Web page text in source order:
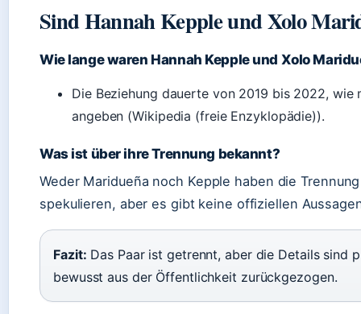
Sind Hannah Kepple und Xolo
Wie lange waren Hannah Kepple und Xolo
Die Beziehung dauerte von 2019 bis 2022, wie
angeben (Wikipedia (freie Enzyklopädie)).
Was ist über ihre Trennung bekannt?
Weder Maridueña noch Kepple haben die
spekulieren, aber es gibt keine offiziellen
Fazit: Das Paar ist getrennt, aber die Details sind
bewusst aus der Öffentlichkeit zurückgezogen.